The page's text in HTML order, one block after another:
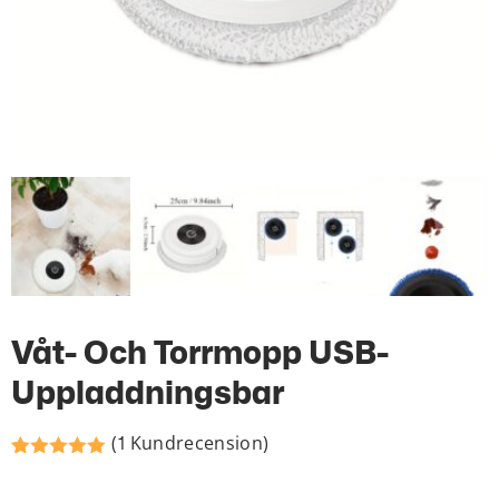
Våt- Och Torrmopp USB-
Uppladdningsbar
(1 Kundrecension)